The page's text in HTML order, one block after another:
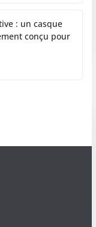
: un casque
conçu pour